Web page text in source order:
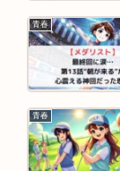
青春
青春